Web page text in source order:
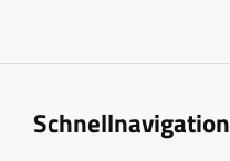
Schnellnavigation